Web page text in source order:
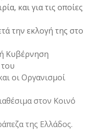
και για τις οποίες
την εκλογή της στο
Κυβέρνηση
οι Οργανισμοί
στον Κοινό
της Ελλάδος.